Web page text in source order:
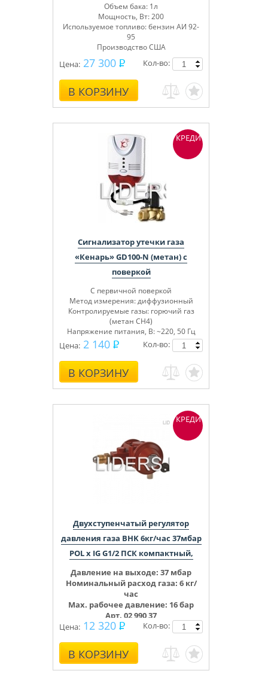
Объем бака: 1л
Мощность, Вт: 200
Используемое топливо: бензин АИ 92-
95
Производство США
Цена: 27 300
В КОРЗИНУ
Кол-во:
Сигнализатор утечки газа
«Кенарь» GD100-N (метан) с
поверкой
С первичной поверкой
Метод измерения: диффузионный
Контролируемые газы: горючий газ
(метан СН4)
Напряжение питания, В: ~220, 50 Гц
Сертифицирован
Цена: 2 140
В КОРЗИНУ
Кол-во:
КРЕДИТ
Двухступенчатый регулятор
давления газа BHK 6кг/час 37мбар
POL x IG G1/2 ПСК компактный,
Давление на выходе: 37 мбар
Номинальный расход газа: 6 кг/
час
Max. рабочее давление: 16 бар
Арт. 02 990 37
Цена: 12 320
В КОРЗИНУ
Кол-во:
КРЕДИТ